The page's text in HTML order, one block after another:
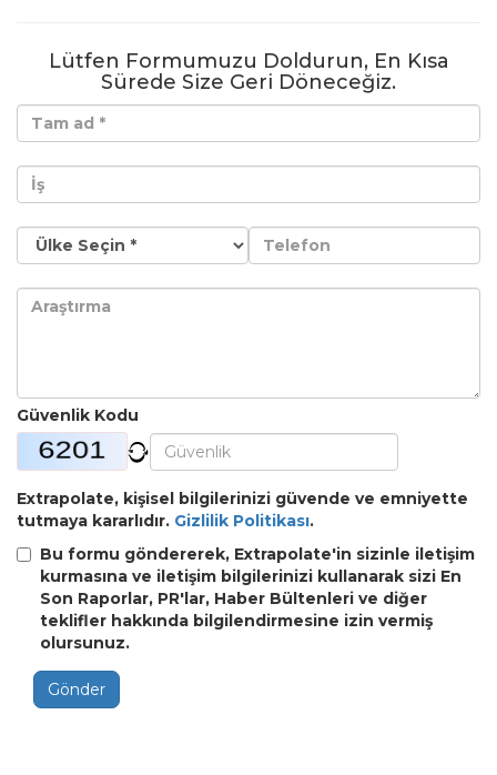
Lütfen Formumuzu Doldurun, En Kısa
Sürede Size Geri Döneceğiz.
Güvenlik Kodu
Extrapolate, kişisel bilgilerinizi güvende ve emniyette
tutmaya kararlıdır. Gizlilik Politikası.
Bu formu göndererek, Extrapolate'in sizinle iletişim
kurmasına ve iletişim bilgilerinizi kullanarak sizi En
Son Raporlar, PR'lar, Haber Bültenleri ve diğer
teklifler hakkında bilgilendirmesine izin vermiş
olursunuz.
Gönder